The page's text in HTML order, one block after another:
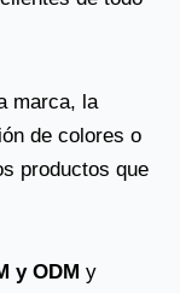
marca, la
de colores o
productos que
y ODM y